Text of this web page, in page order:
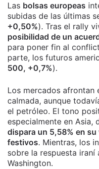
Las bolsas europeas
subidas de las últimas
+0,50%). Tras el rally
posibilidad de un
para poner fin al
parte, los futuros
500, +0,7%).
Los mercados afrontan
calmada, aunque
el petróleo. El tono
especialmente en Asia,
dispara un 5,58% en
festivos. Mientras, los
sobre la respuesta
Washington.